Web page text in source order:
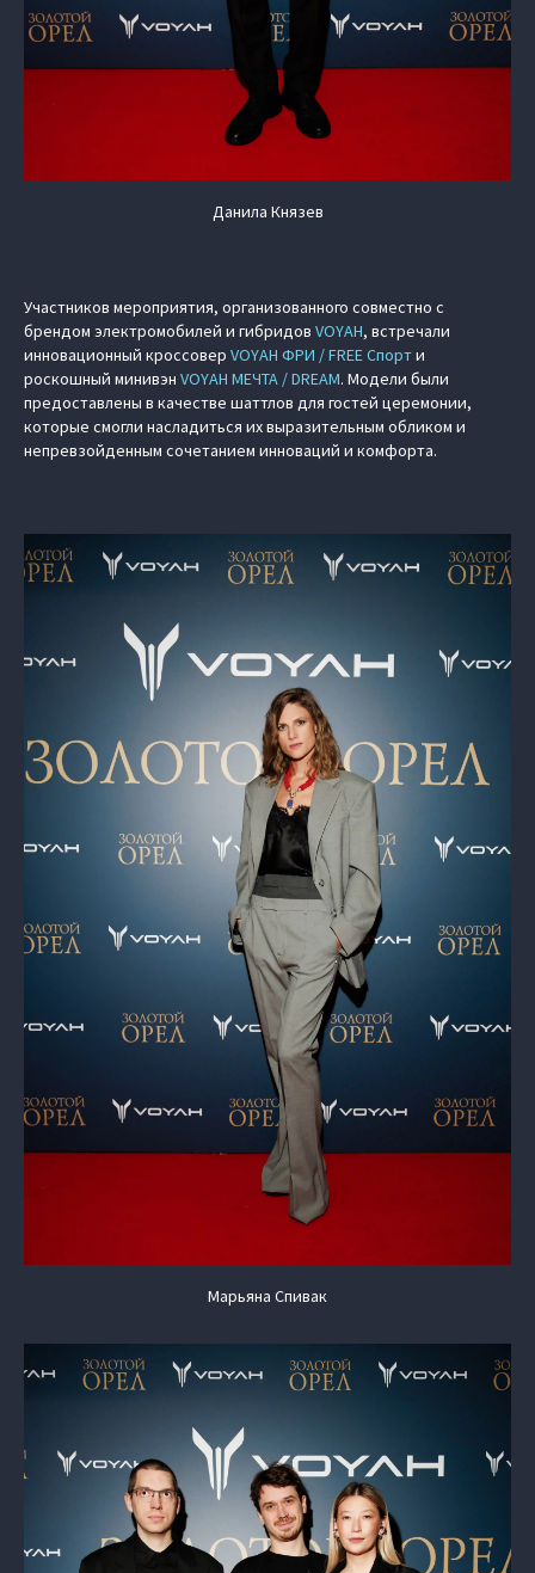
Данила Князев
Участников мероприятия, организованного совместно с
брендом электромобилей и гибридов VOYAH, встречали
инновационный кроссовер VOYAH ФРИ / FREE Спорти
роскошный минивэн VOYAH МЕЧТА / DREAM. Модели были
предоставлены в качестве шаттлов для гостей церемонии,
которые смогли насладиться их выразительным обликом и
непревзойденным сочетанием инноваций и комфорта.
Марьяна Спивак